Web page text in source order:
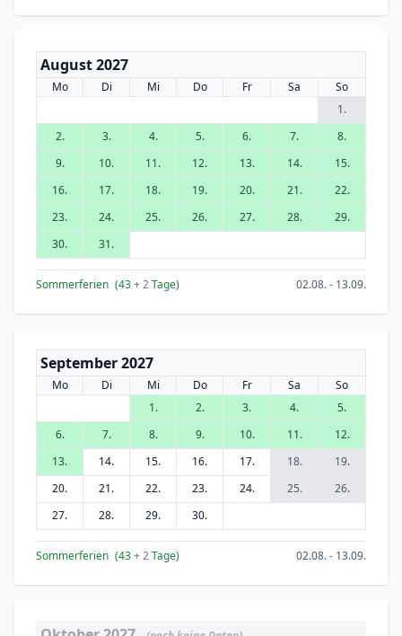
August 2027
Mo Di Mi Do Fr Sa
So
1.
2.
3. 4. 5. 6. 7.
8.
9.
10. 11. 12. 13. 14.
15.
16.
17. 18. 19. 20. 21.
22.
23.
24. 25. 26. 27. 28.
29.
30.
31.
Sommerferien (43+ 2Tage) 02.08. - 13.09.
September 2027
Mo Di Mi Do Fr Sa
So
1.
2. 3. 4.
5.
6.
7. 8. 9. 10. 11.
12.
13.
14. 15. 16. 17. 18.
19.
20.
21. 22. 23. 24. 25.
26.
27.
28. 29. 30.
Sommerferien (43+ 2Tage) 02.08. - 13.09.